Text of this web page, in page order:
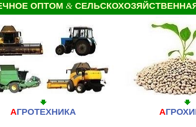
ОПТОМ &
АГРОТЕХНИКА А